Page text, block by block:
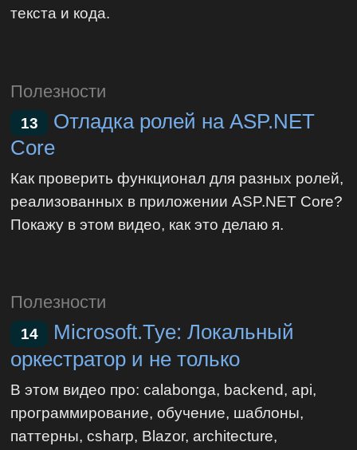
текста и кода.‎
Полезности
13
Отладка ролей на ASP.NET
Core
Как проверить функционал для разных ролей,
реализованных в приложении ASP.NET Core?
Покажу в этом видео, как это делаю я.
Полезности
14
Microsoft.Tye: Локальный
оркестратор и не только
В этом видео про: calabonga, backend, api,
программирование, обучение, шаблоны,
паттерны, csharp, Blazor, architecture,